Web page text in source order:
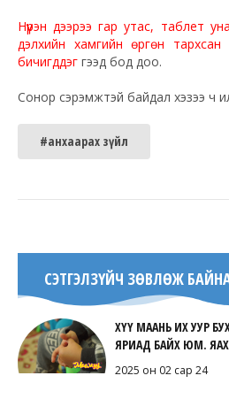
Нүүрэн дээрээ гар утас, таблет
дэлхийн хамгийн өргөн тархсан
бичигддэг гээд бод доо.
Сонор сэрэмжтэй байдал хэзээ ч
#анхаарах зүйл
СЭТГЭЛЗҮЙЧ ЗӨВЛӨЖ
ХҮҮ МААНЬ ИХ УУР
ЯРИАД БАЙХ ЮМ. ЯАХ
2025 он 02 сар 24